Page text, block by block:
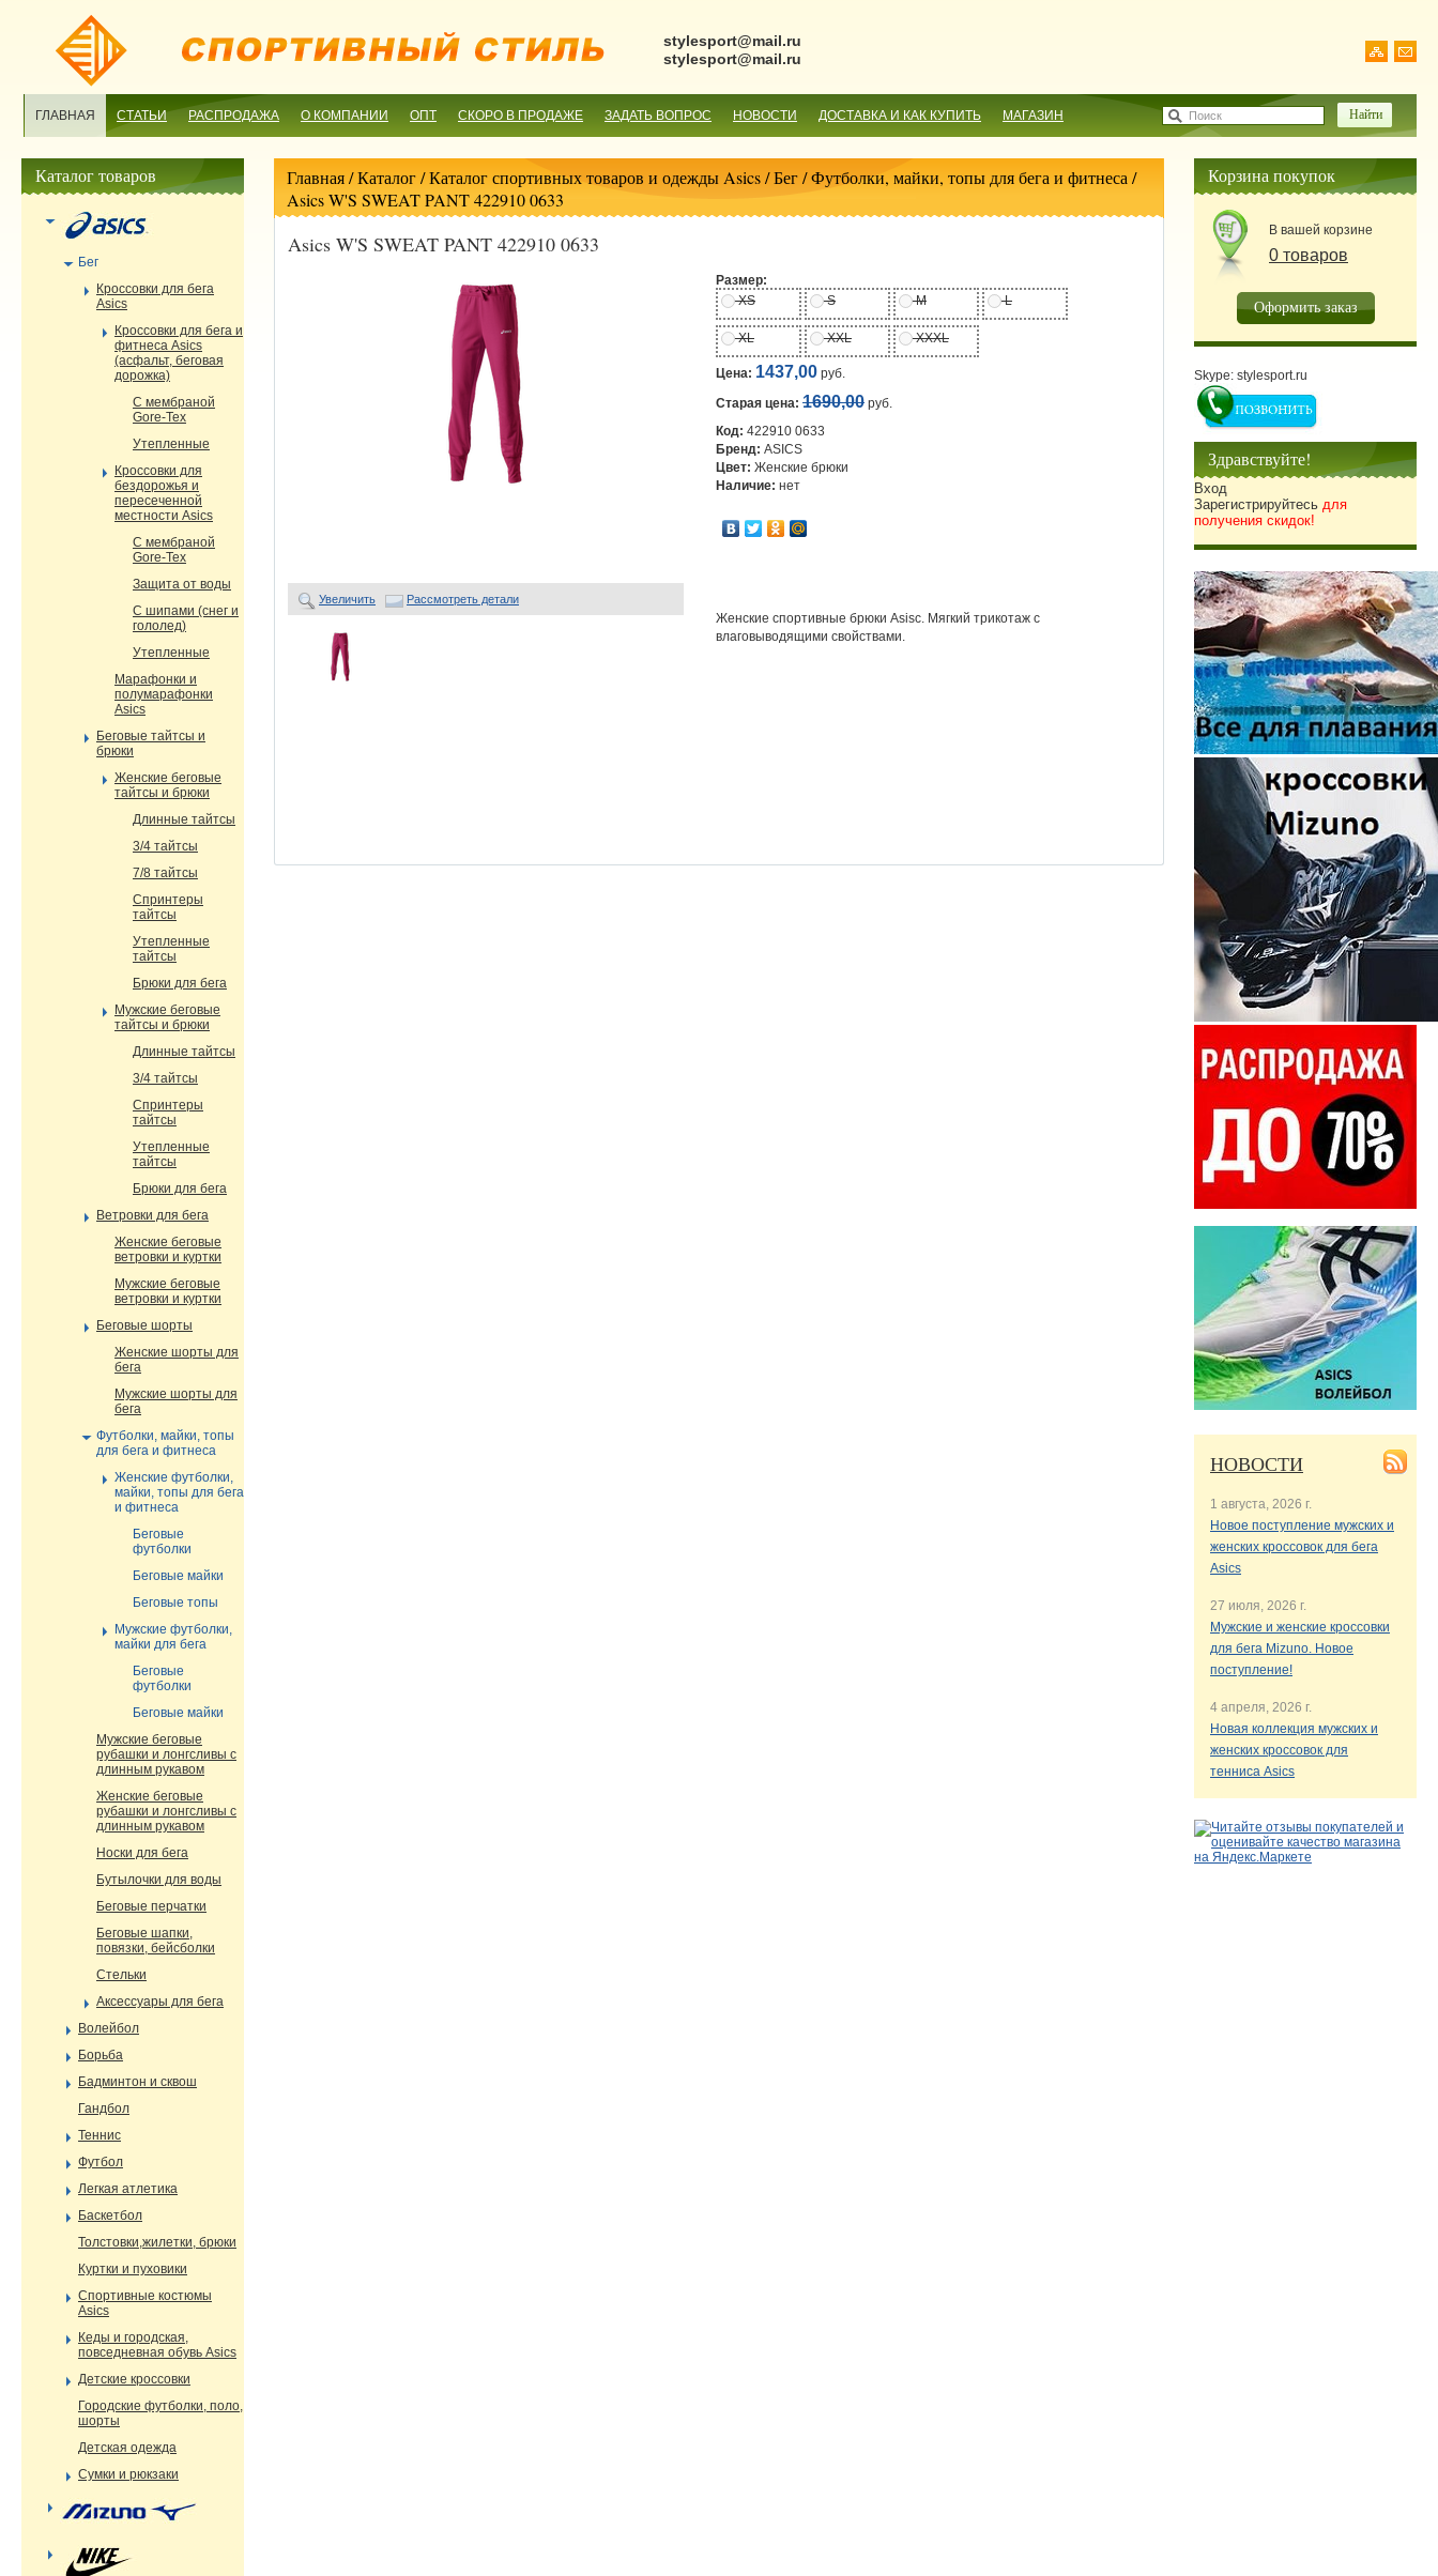
stylesport@mail.ru
stylesport@mail.ru
ГЛАВНАЯ СТАТЬИ РАСПРОДАЖА О КОМПАНИИ ОПТ СКОРО В ПРОДАЖЕ ЗАДАТЬ ВОПРОС НОВОСТИ ДОСТАВКА И КАК КУПИТЬ МАГАЗИН Поиск
Главная/ Каталог /Каталог спортивных товаров и одежды Asics/Бег/Футболки, майки, топы для бега и фитнеса /
Asics W'S SWEAT PANT 422910 0633
Asics W'S SWEAT PANT 422910 0633
Увеличить Рассмотреть детали
Размер:
XS
S M L
XL XXL XXXL
Цена: 1437,00 руб.
Старая цена: 1690,00 руб.
Код: 422910 0633
Бренд: ASICS
Цвет: Женские брюки
Наличие: нет
Женские спортивные брюки Asisc. Мягкий трикотаж с
влаговыводящими свойствами.
Каталог товаров
Бег
Кроссовки для бега
Asics
Кроссовки для бега и
фитнеса Asics
(асфальт, беговая
дорожка)
С мембраной
Gore-Tex
Утепленные
Кроссовки для
бездорожья и
пересеченной
местности Asics
С мембраной
Gore-Tex
Защита от воды
С шипами (снег и
гололед)
Утепленные
Марафонки и
полумарафонки
Asics
Беговые тайтсы и
брюки
Женские беговые
тайтсы и брюки
Длинные тайтсы
3/4 тайтсы
7/8 тайтсы
Спринтеры
тайтсы
Утепленные
тайтсы
Брюки для бега
Мужские беговые
тайтсы и брюки
Длинные тайтсы
3/4 тайтсы
Спринтеры
тайтсы
Утепленные
тайтсы
Брюки для бега
Ветровки для бега
Женские беговые
ветровки и куртки
Мужские беговые
ветровки и куртки
Беговые шорты
Женские шорты для
бега
Мужские шорты для
бега
Футболки, майки, топы
для бега и фитнеса
Женские футболки,
майки, топы для бега
и фитнеса
Беговые
футболки
Беговые майки
Беговые топы
Мужские футболки,
майки для бега
Беговые
футболки
Беговые майки
Мужские беговые
рубашки и лонгсливы с
длинным рукавом
Женские беговые
рубашки и лонгсливы с
длинным рукавом
Носки для бега
Бутылочки для воды
Беговые перчатки
Беговые шапки,
повязки, бейсболки
Стельки
Аксессуары для бега
Волейбол
Борьба
Бадминтон и сквош
Гандбол
Теннис
Футбол
Легкая атлетика
Баскетбол
Толстовки,жилетки, брюки
Куртки и пуховики
Спортивные костюмы
Asics
Кеды и городская,
повседневная обувь Asics
Детские кроссовки
Городские футболки, поло,
шорты
Детская одежда
Сумки и рюкзаки
Корзина покупок
В вашей корзине
0 товаров
Оформить заказ
Skype: stylesport.ru
Здравствуйте!
Вход
Зарегистрируйтесь для
получения скидок!
НОВОСТИ
1 августа, 2026 г.
Новое поступление мужских и
женских кроссовок для бега
Asics
27 июля, 2026 г.
Мужские и женские кроссовки
для бега Mizuno. Новое
поступление!
4 апреля, 2026 г.
Новая коллекция мужских и
женских кроссовок для
тенниса Asics